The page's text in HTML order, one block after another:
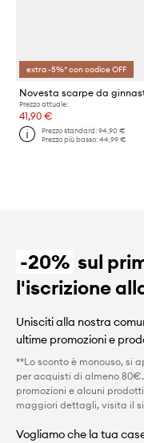
extra -5%* con codice OFF
Prezzo attuale:
41,90 €
Prezzo standard:94,90 €
Prezzo più basso:44,99 €
-20% sul
l'iscrizione
Unisciti alla nostra
ultime promozioni e
**Lo sconto è monouso, si
per acquisti di almeno
promozioni e alcuni
maggiori dettagli, visita il
Vogliamo che la tua